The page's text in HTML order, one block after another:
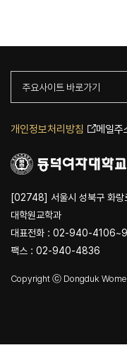
개인정보처리방침 메일주
주요사이트 바로가기
[02748] 서울시 성북구 화랑
대학원교학과
대표전화 : 02-940-4106~9
팩스 : 02-940-4836
Copyright ⓒ Dongduk